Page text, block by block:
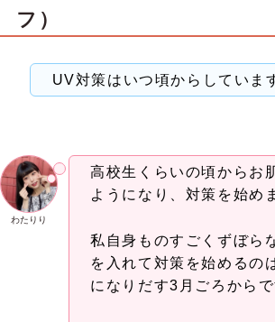
フ）
UV対策はいつ頃からしていま
わたりり
高校生くらいの頃からお
ようになり、対策を始め
私自身ものすごくずぼら
を入れて対策を始めるの
になりだす3月ごろから